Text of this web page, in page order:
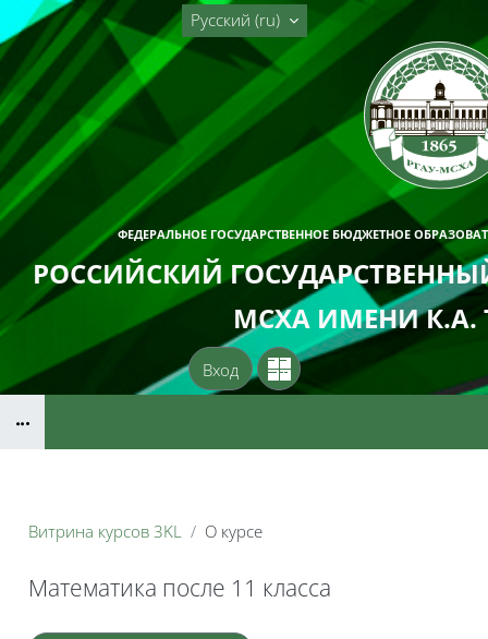
Перейти к основному содержанию
ФЕДЕРАЛЬНОЕ ГОСУДАРСТВЕННОЕ БЮДЖЕТНОЕ
РОССИЙСКИЙ
МСХА ИМЕНИ К.А.
Русский ‎(ru)‎
Вход
Витрина курсов 3KL О курсе
Математика после 11 класса
Блоки